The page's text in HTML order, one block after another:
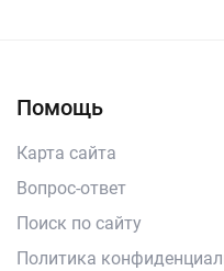
Помощь
Карта сайта
Вопрос-ответ
Поиск по сайту
Политика